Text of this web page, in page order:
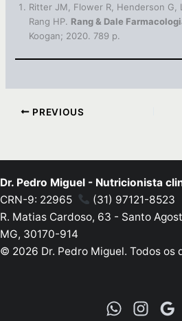
Ritter JM, Flower R, Henderson G,
Rang HP. Rang & Dale
Koogan; 2020. 789 p.
PREVIOUS
Dr. Pedro Miguel - Nutricionista
CRN-9: 22965
(31) 97121-8523
R. Matias Cardoso, 63 - Santo
MG, 30170-914
© 2026 Dr. Pedro Miguel. Todos os